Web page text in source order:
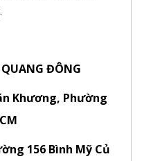
ĐÔNG
Khương, Phường
156 Bình Mỹ Củ